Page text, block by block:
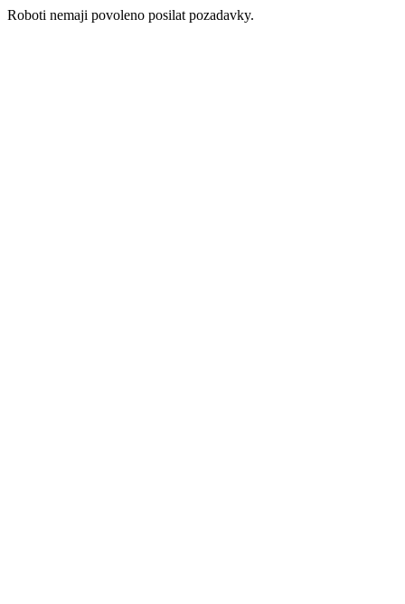
Roboti nemaji povoleno posilat pozadavky.